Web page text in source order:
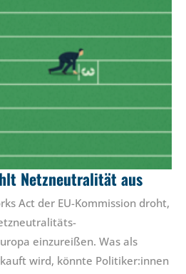
Netzneutralität aus
Act der EU-Kommission droht,
einzureißen. Was als
wird, könnte Politiker:innen